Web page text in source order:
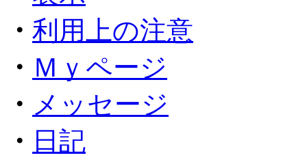
・ 利用上の注意
・ Ｍｙページ
・ メッセージ
・ 日記